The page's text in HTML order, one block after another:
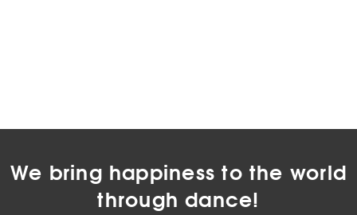
We bring happiness to the world
through dance!